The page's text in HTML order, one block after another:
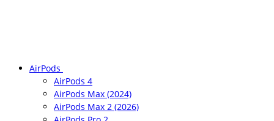
AirPods
AirPods 4
AirPods Max (2024)
AirPods Max 2 (2026)